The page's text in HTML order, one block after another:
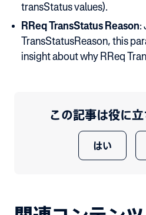
transStatus values).
RReq TransStatus Reason:
TransStatusReason, this
insight about why RReq
この記事は役に立
はい